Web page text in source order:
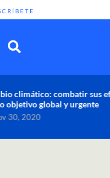
sus efectos